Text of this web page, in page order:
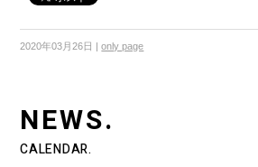
2020年03月26日 | only page
NEWS.
CALENDAR.